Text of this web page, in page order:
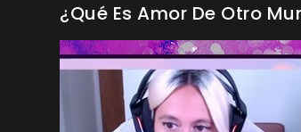
¿Qué Es Amor De Otro